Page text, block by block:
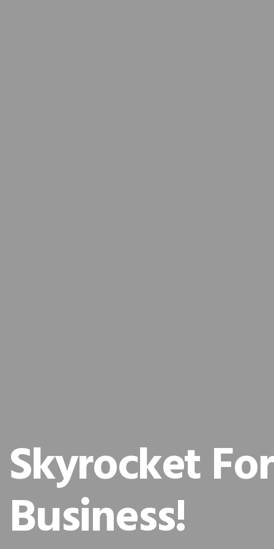
Skyrocket
Business!